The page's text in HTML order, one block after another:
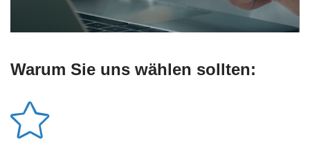
Warum Sie uns wählen sollten: